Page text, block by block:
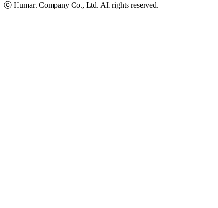
ⓒ Humart Company Co., Ltd. All rights reserved.